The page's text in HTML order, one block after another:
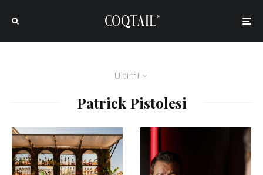
Ultimi
Patrick Pistolesi